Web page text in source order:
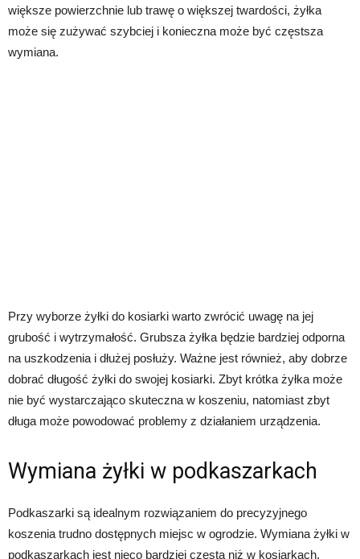
większe powierzchnie lub trawę o większej twardości, żyłka
może się zużywać szybciej i konieczna może być częstsza
wymiana.
Przy wyborze żyłki do kosiarki warto zwrócić uwagę na jej
grubość i wytrzymałość. Grubsza żyłka będzie bardziej odporna
na uszkodzenia i dłużej posłuży. Ważne jest również, aby dobrze
dobrać długość żyłki do swojej kosiarki. Zbyt krótka żyłka może
nie być wystarczająco skuteczna w koszeniu, natomiast zbyt
długa może powodować problemy z działaniem urządzenia.
Wymiana żyłki w podkaszarkach
Podkaszarki są idealnym rozwiązaniem do precyzyjnego
koszenia trudno dostępnych miejsc w ogrodzie. Wymiana żyłki w
podkaszarkach jest nieco bardziej częsta niż w kosiarkach,